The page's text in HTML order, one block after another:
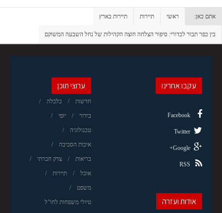
אתם כאן: ראשי תיירות תיירות בארץ
בין כפר תבור לכדורי: סיפור הצלחה חוצה הקהילות של נחל השבעה המשוקם
ערוצי תוכן
חדשות כלכלה
בידור יופי
טכנולוגיה
איכות הסביבה
בריאות צדק חברתי
אוכל תיירות
משפט
טיולי משפחות לחו"ל
עקבו אחרינו
Facebook
Twitter
Google+
RSS
אודות ועזרה